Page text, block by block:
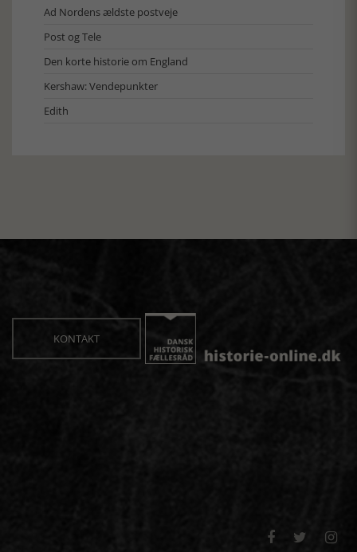
Ad Nordens ældste postveje
Post og Tele
Den korte historie om England
Kershaw: Vendepunkter
Edith
KONTAKT
  